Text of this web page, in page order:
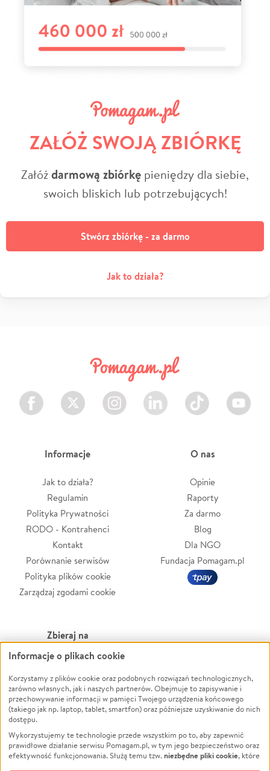
ZAŁÓŻ SWOJĄ ZBIÓRKĘ
Załóżdarmową zbiórkę pieniędzy dla siebie,
swoich bliskich lub potrzebujących!
Stwórz zbiórkę - za darmo
Jak to działa?
Facebook Twitter Instagram LinkedIn TikTok Youtube
Informacje
Jak to działa?
Regulamin
Polityka Prywatności
RODO - Kontrahenci
Kontakt
Porównanie serwisów
Polityka plików cookie
Zarządzaj zgodami cookie
O nas
Opinie
Raporty
Za darmo
Blog
Dla NGO
Fundacja Pomagam.pl
Zbieraj na
Leczenie
Zwierzęta
Pożar
Ukraina
Pomoc Finansowa
Projekty
Powódź
Wichura
NGO
Edukacja
Podróż
Informacje o plikach cookie
Korzystamy z plików cookie oraz podobnych rozwiązań technologicznych,
zarówno własnych, jak i naszych partnerów. Obejmuje to zapisywanie i
przechowywanie informacji w pamięci Twojego urządzenia końcowego
(takiego jak np. laptop, tablet, smartfon) oraz późniejsze uzyskiwanie do nich
dostępu.
Wykorzystujemy te technologie przede wszystkim po to, aby zapewnić
prawidłowe działanie serwisu Pomagam.pl, w tym jego bezpieczeństwo oraz
efektywność funkcjonowania. Służą temu tzw.niezbędne pliki cookie, które